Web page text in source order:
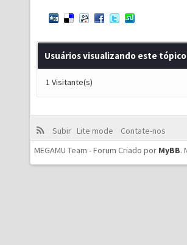
Usuários visualizando este
1 Visitante(s)
Subir Lite mode
Contate-nos
MEGAMU Team - Forum Criado por MyBB.